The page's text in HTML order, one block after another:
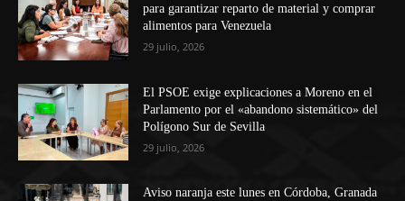
para garantizar reparto de material y comprar
alimentos para Venezuela
29 julio, 2026
El PSOE exige explicaciones a Moreno en el
Parlamento por el «abandono sistemático» del
Polígono Sur de Sevilla
29 julio, 2026
Aviso naranja este lunes en Córdoba, Granada